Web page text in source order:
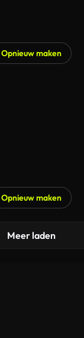
Opnieuw maken
Opnieuw maken
Meer laden